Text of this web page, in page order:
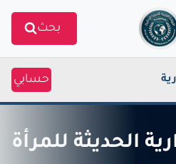
بحث
حسابي
الحديثة للمرأة